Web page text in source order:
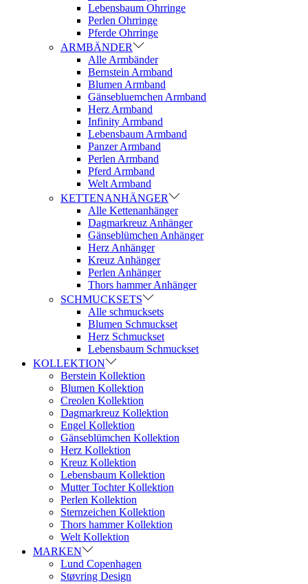
Lebensbaum Ohrringe
Perlen Ohrringe
Pferde Ohrringe
ARMBÄNDER
Alle Armbänder
Bernstein Armband
Blumen Armband
Gänsebluemchen Armband
Herz Armband
Infinity Armband
Lebensbaum Armband
Panzer Armband
Perlen Armband
Pferd Armband
Welt Armband
KETTENANHÄNGER
Alle Kettenanhänger
Dagmarkreuz Anhänger
Gänseblümchen Anhänger
Herz Anhänger
Kreuz Anhänger
Perlen Anhänger
Thors hammer Anhänger
SCHMUCKSETS
Alle schmucksets
Blumen Schmuckset
Herz Schmuckset
Lebensbaum Schmuckset
KOLLEKTION
Berstein Kollektion
Blumen Kollektion
Creolen Kollektion
Dagmarkreuz Kollektion
Engel Kollektion
Gänseblümchen Kollektion
Herz Kollektion
Kreuz Kollektion
Lebensbaum Kollektion
Mutter Tochter Kollektion
Perlen Kollektion
Sternzeichen Kollektion
Thors hammer Kollektion
Welt Kollektion
MARKEN
Lund Copenhagen
Støvring Design